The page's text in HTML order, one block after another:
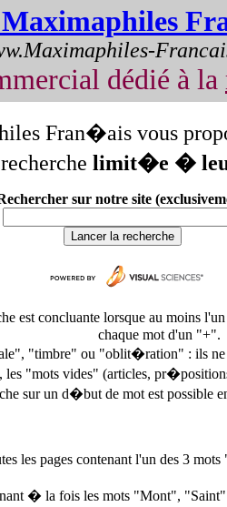
dédié à la
Fran�ais vous
limit�e �
sur notre site
est concluante lorsque au
chaque mot d'un "+".
"timbre" ou "oblit�ration" : ils ne
"mots vides" (articles,
sur un d�but de mot est possible
les pages contenant l'un des 3
� la fois les mots "Mont",